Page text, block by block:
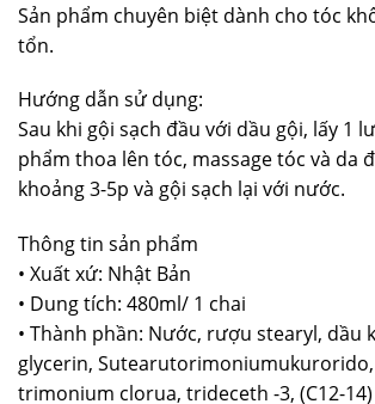
Sản phẩm chuyên biệt dành cho tóc
tổn.
Hướng dẫn sử dụng:
Sau khi gội sạch đầu với dầu gội, lấy 1
phẩm thoa lên tóc, massage tóc và da
khoảng 3-5p và gội sạch lại với nước.
Thông tin sản phẩm
• Xuất xứ: Nhật Bản
• Dung tích: 480ml/ 1 chai
• Thành phần: Nước, rượu stearyl, dầu
glycerin,
trimonium clorua, trideceth -3, (C12-14)